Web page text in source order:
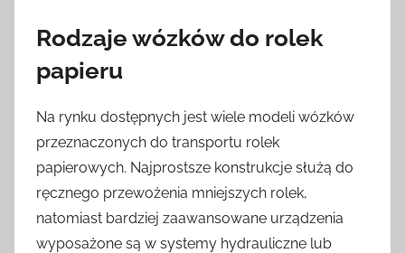
Rodzaje wózków do rolek
papieru
Na rynku dostępnych jest wiele modeli wózków
przeznaczonych do transportu rolek
papierowych. Najprostsze konstrukcje służą do
ręcznego przewożenia mniejszych rolek,
natomiast bardziej zaawansowane urządzenia
wyposażone są w systemy hydrauliczne lub